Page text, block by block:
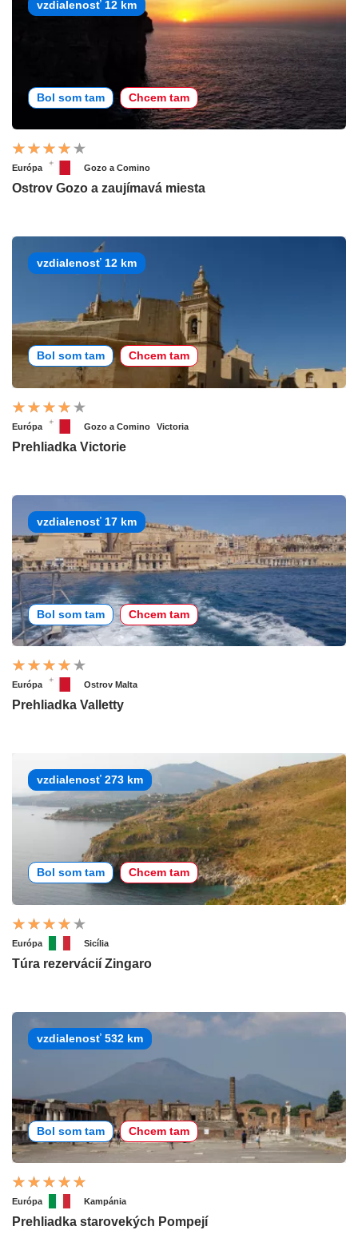
vzdialenosť 12 km
Bol som tam Chcem tam
Európa Gozo a Comino
Ostrov Gozo a zaujímavá miesta
vzdialenosť 12 km
Bol som tam Chcem tam
Európa Gozo a Comino Victoria
Prehliadka Victorie
vzdialenosť 17 km
Bol som tam Chcem tam
Európa Ostrov Malta
Prehliadka Valletty
vzdialenosť 273 km
Bol som tam Chcem tam
Európa Sicília
Túra rezervácií Zingaro
vzdialenosť 532 km
Bol som tam Chcem tam
Európa Kampánia
Prehliadka starovekých Pompejí